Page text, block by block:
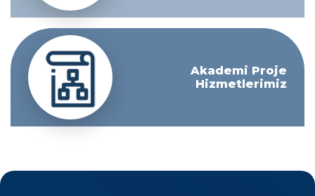
Akademi Proje
Hizmetlerimiz